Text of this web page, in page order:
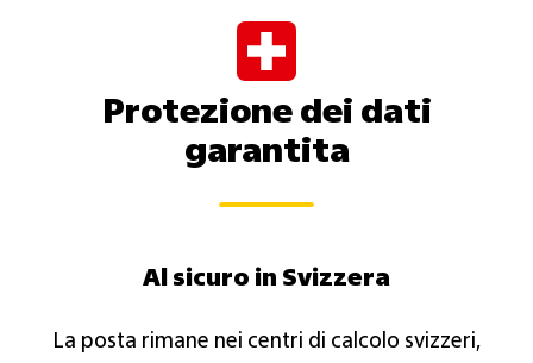
Protezione dei dati
garantita
Al sicuro in Svizzera​
La posta rimane nei centri di calcolo svizzeri,